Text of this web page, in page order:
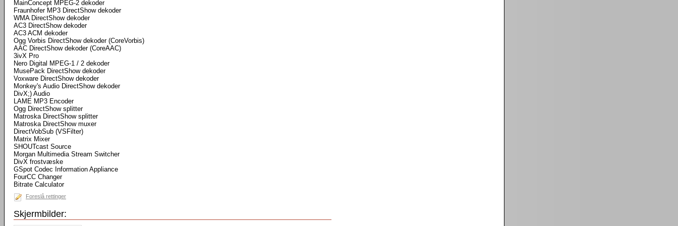
MainConcept MPEG-2 dekoder
Fraunhofer MP3 DirectShow dekoder
WMA DirectShow dekoder
AC3 DirectShow dekoder
AC3 ACM dekoder
Ogg Vorbis DirectShow dekoder (CoreVorbis)
AAC DirectShow dekoder (CoreAAC)
3ivX Pro
Nero Digital MPEG-1 / 2 dekoder
MusePack DirectShow dekoder
Voxware DirectShow dekoder
Monkey's Audio DirectShow dekoder
DivX;) Audio
LAME MP3 Encoder
Ogg DirectShow splitter
Matroska DirectShow splitter
Matroska DirectShow muxer
DirectVobSub (VSFilter)
Matrix Mixer
SHOUTcast Source
Morgan Multimedia Stream Switcher
DivX frostvæske
GSpot Codec Information Appliance
FourCC Changer
Bitrate Calculator
Foreslå rettinger
Skjermbilder: